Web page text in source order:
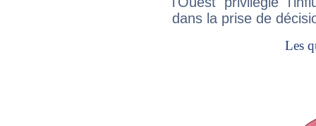
dans la prise de